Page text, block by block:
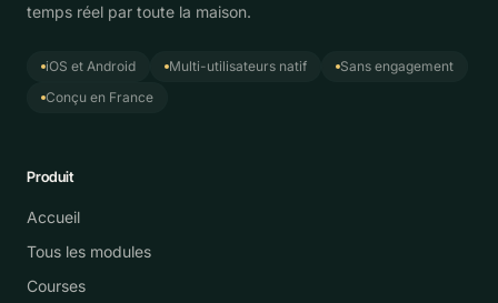
temps réel par toute la maison.
iOS et Android Multi-utilisateurs natif
Sans engagement
Conçu en France
Produit
Accueil
Tous les modules
Courses